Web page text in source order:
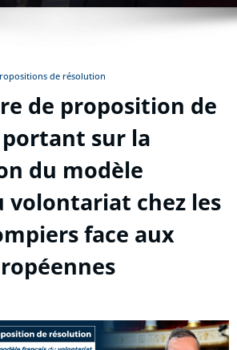
de résolution
de proposition de
sur la
du modèle
volontariat chez les
face aux